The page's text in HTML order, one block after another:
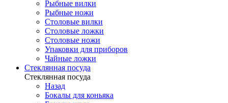
Рыбные вилки
Рыбные ножи
Столовые вилки
Столовые ложки
Столовые ножи
Упаковки для приборов
Чайные ложки
Стеклянная посуда
Стеклянная посуда
Назад
Бокалы для коньяка